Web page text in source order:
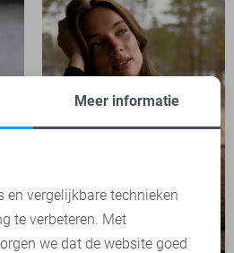
Meer informatie
en vergelijkbare technieken
te verbeteren. Met
we dat de website goed